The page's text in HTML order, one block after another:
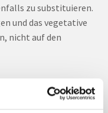
zu substituieren.
und das vegetative
nicht auf den